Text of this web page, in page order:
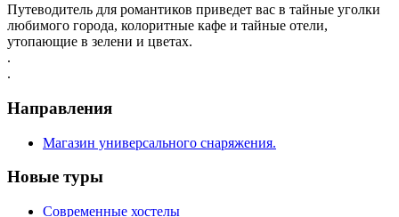
Путеводитель для романтиков приведет вас в тайные уголки
любимого города, колоритные кафе и тайные отели,
утопающие в зелени и цветах.
.
.
Направления
Магазин универсального снаряжения.
Новые туры
Современные хостелы